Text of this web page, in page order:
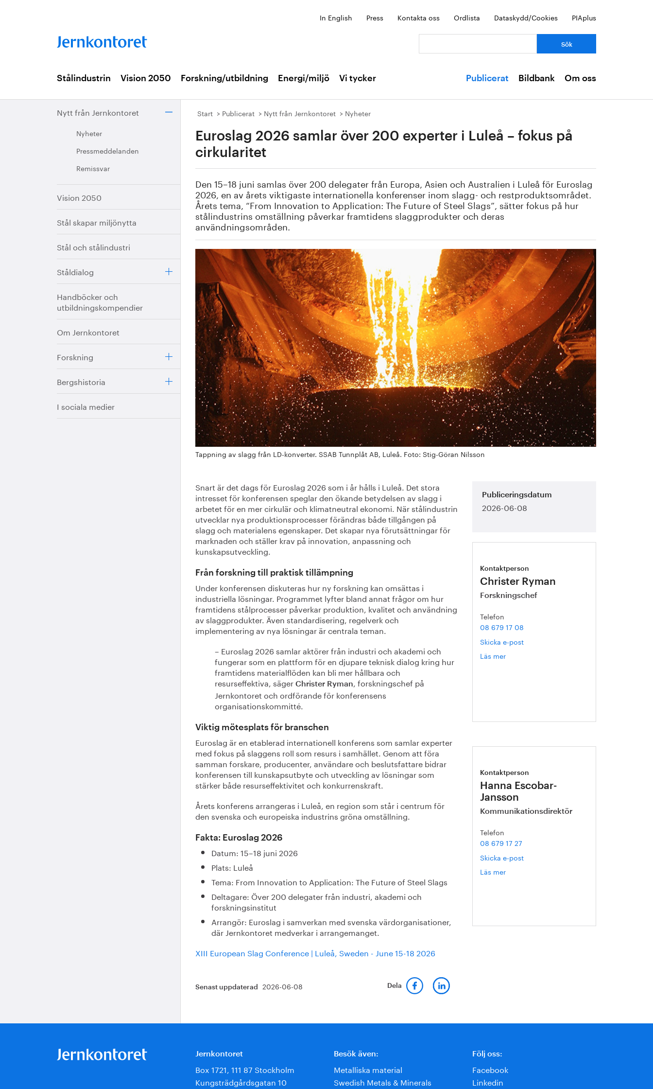
In English Press Kontakta oss Ordlista Dataskydd/Cookies PIAplus
Stålindustrin Vision 2050 Forskning/utbildning Energi/miljö Vi tycker Publicerat Bildbank Om oss
Nytt från Jernkontoret
Nyheter
Pressmeddelanden
Remissvar
Vision 2050
Stål skapar miljönytta
Stål och stålindustri
Ståldialog
Handböcker och
utbildningskompendier
Om Jernkontoret
Forskning
Bergshistoria
I sociala medier
Start Publicerat Nytt från Jernkontoret Nyheter
Euroslag 2026 samlar över 200 experter i Luleå – fokus på
cirkularitet
Den 15–18 juni samlas över 200 delegater från Europa, Asien och Australien i Luleå för Euroslag
2026, en av årets viktigaste internationella konferenser inom slagg- och restproduktsområdet.
Årets tema, “From Innovation to Application: The Future of Steel Slags”, sätter fokus på hur
stålindustrins omställning påverkar framtidens slaggprodukter och deras
användningsområden.
Tappning av slagg från LD-konverter. SSAB Tunnplåt AB, Luleå. Foto: Stig-Göran Nilsson
Snart är det dags för Euroslag 2026 som i år hålls i Luleå. Det stora
intresset för konferensen speglar den ökande betydelsen av slagg i
arbetet för en mer cirkulär och klimatneutral ekonomi. När stålindustrin
utvecklar nya produktionsprocesser förändras både tillgången på
slagg och materialens egenskaper. Det skapar nya förutsättningar för
marknaden och ställer krav på innovation, anpassning och
kunskapsutveckling.
Från forskning till praktisk tillämpning
Under konferensen diskuteras hur ny forskning kan omsättas i
industriella lösningar. Programmet lyfter bland annat frågor om hur
framtidens stålprocesser påverkar produktion, kvalitet och användning
av slaggprodukter. Även standardisering, regelverk och
implementering av nya lösningar är centrala teman.
– Euroslag 2026 samlar aktörer från industri och akademi och
fungerar som en plattform för en djupare teknisk dialog kring hur
framtidens materialflöden kan bli mer hållbara och
resurseffektiva, säger Christer Ryman, forskningschef på
Jernkontoret och ordförande för konferensens
organisationskommitté.
Viktig mötesplats för branschen
Euroslag är en etablerad internationell konferens som samlar experter
med fokus på slaggens roll som resurs i samhället. Genom att föra
samman forskare, producenter, användare och beslutsfattare bidrar
konferensen till kunskapsutbyte och utveckling av lösningar som
stärker både resurseffektivitet och konkurrenskraft.
Årets konferens arrangeras i Luleå, en region som står i centrum för
den svenska och europeiska industrins gröna omställning.
Fakta: Euroslag 2026
Datum: 15–18 juni 2026
Plats: Luleå
Tema: From Innovation to Application: The Future of Steel Slags
Deltagare: Över 200 delegater från industri, akademi och
forskningsinstitut
Arrangör: Euroslag i samverkan med svenska värdorganisationer,
där Jernkontoret medverkar i arrangemanget.
XIII European Slag Conference | Luleå, Sweden - June 15-18 2026
Senast uppdaterad 2026-06-08 Dela
Publiceringsdatum
2026-06-08
Kontaktperson
Christer Ryman
Forskningschef
Telefon
08 679 17 08
Skicka e-post
Läs mer
Kontaktperson
Hanna Escobar-
Jansson
Kommunikationsdirektör
Telefon
08 679 17 27
Skicka e-post
Läs mer
Jernkontoret
Box 1721, 111 87 Stockholm
Kungsträdgårdsgatan 10
Besök även:
Metalliska material
Swedish Metals & Minerals
Följ oss:
Facebook
Linkedin